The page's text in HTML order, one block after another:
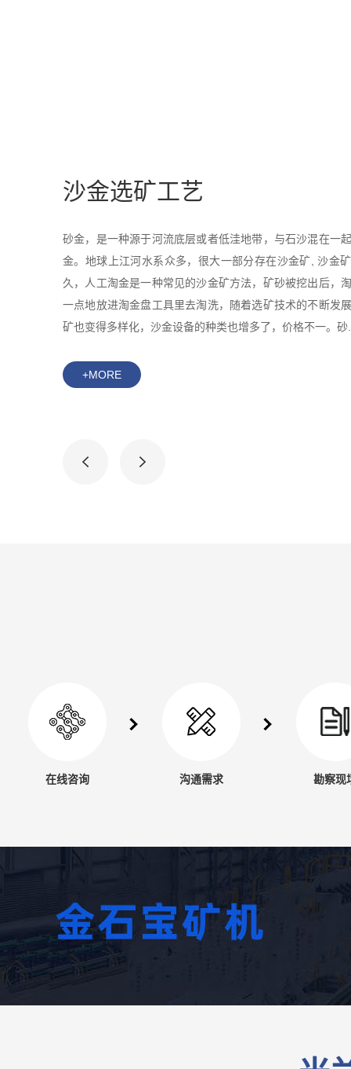
沙金选矿工艺
砂金，是一种源于河流底层或者低洼地带，与石沙混在一
金。地球上江河水系众多，很大一部分存在沙金矿, 沙金
久，人工淘金是一种常见的沙金矿方法，矿砂被挖出后，
一点地放进淘金盘工具里去淘洗，随着选矿技术的不断发
矿也变得多样化，沙金设备的种类也增多了，价格不一。砂
+MORE
在线咨询 沟通需求 勘察现